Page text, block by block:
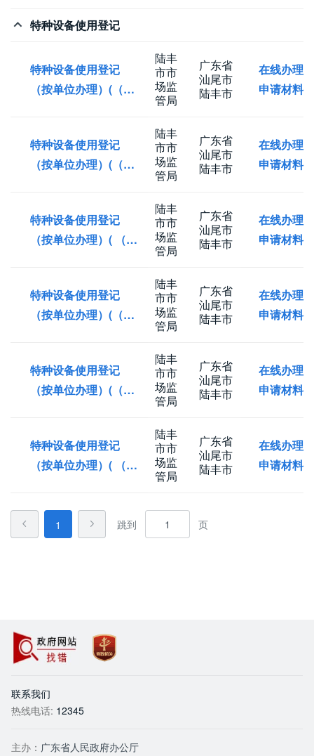
特种设备使用登记
特种设备使用登记
（按单位办理）(（变
陆丰
市市
场监
管局
广东省
汕尾市
陆丰市
在线办理
申请材料
特种设备使用登记
（按单位办理）(（重
陆丰
市市
场监
管局
广东省
汕尾市
陆丰市
在线办理
申请材料
特种设备使用登记
（按单位办理）( （补
陆丰
市市
场监
管局
广东省
汕尾市
陆丰市
在线办理
申请材料
特种设备使用登记
（按单位办理）(（停
陆丰
市市
场监
管局
广东省
汕尾市
陆丰市
在线办理
申请材料
特种设备使用登记
（按单位办理）(（达
陆丰
市市
场监
管局
广东省
汕尾市
陆丰市
在线办理
申请材料
特种设备使用登记
（按单位办理）( （新
陆丰
市市
场监
管局
广东省
汕尾市
陆丰市
在线办理
申请材料
1 跳到 页
府网站找错 政机关
联系我们
热线电话: 12345
主办： 广东省人民政府办公厅